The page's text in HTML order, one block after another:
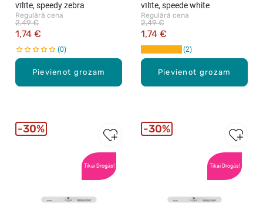
Pievienot grozam
vīlīte, speedy zebra
Regulārā cena
1,74 €
2,49 €
0
Pievienot grozam
vīlīte, speede white
Regulārā cena
1,74 €
2,49 €
2
Tikai Drogās!
30%
Tikai Drogās!
30%